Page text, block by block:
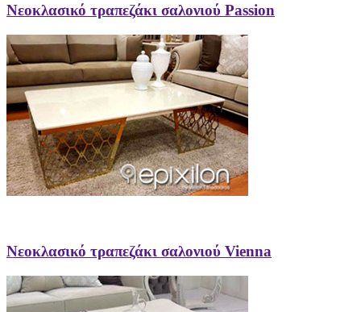
Νεοκλασικό τραπεζάκι σαλονιού Passion
Νεοκλασικό τραπεζάκι σαλονιού Vienna